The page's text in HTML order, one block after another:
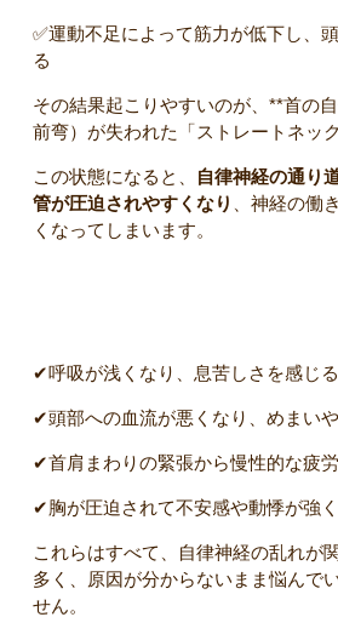
✅️運動不足によって筋力が低下し、
る
その結果起こりやすいのが、**首の
前弯）が失われた「ストレートネッ
この状態になると、
自律神経の通り
管が圧迫されやすくなり
、神経の働
くなってしまいます。
✔呼吸が浅くなり、息苦しさを感じる
✔頭部への血流が悪くなり、めまい
✔首肩まわりの緊張から慢性的な疲
✔胸が圧迫されて不安感や動悸が強
これらはすべて、自律神経の乱れが
多く、原因が分からないまま悩んで
せん。